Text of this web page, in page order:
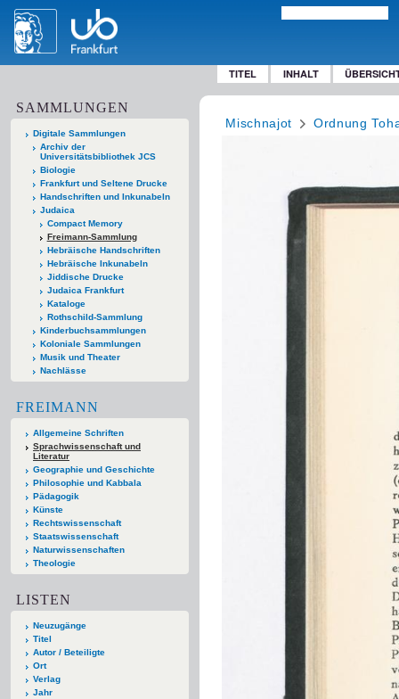
TITEL INHALT
SAMMLUNGEN
Digitale Sammlungen
Archiv der
Universitätsbibliothek JCS
Biologie
Frankfurt und Seltene Drucke
Handschriften und Inkunabeln
Judaica
Compact Memory
Freimann-Sammlung
Hebräische Handschriften
Hebräische Inkunabeln
Jiddische Drucke
Judaica Frankfurt
Kataloge
Rothschild-Sammlung
Kinderbuchsammlungen
Koloniale Sammlungen
Musik und Theater
Nachlässe
FREIMANN
Allgemeine Schriften
Sprachwissenschaft und
Literatur
Geographie und Geschichte
Philosophie und Kabbala
Pädagogik
Künste
Rechtswissenschaft
Staatswissenschaft
Naturwissenschaften
Theologie
LISTEN
Neuzugänge
Titel
Autor / Beteiligte
Ort
Verlag
Jahr
Mischnajot Ordnung